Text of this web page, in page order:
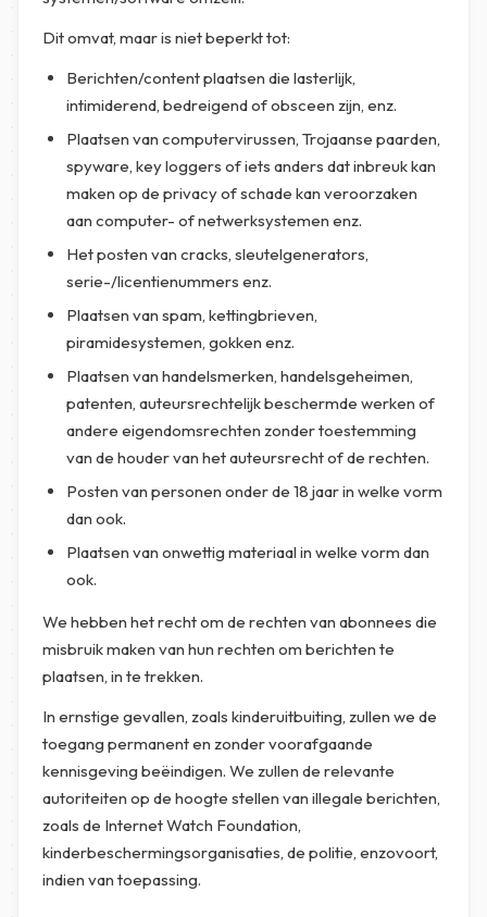
Dit omvat, maar is niet beperkt tot:
Berichten/content plaatsen die lasterlijk,
intimiderend, bedreigend of obsceen zijn, enz.
Plaatsen van computervirussen, Trojaanse paarden,
spyware, key loggers of iets anders dat inbreuk kan
maken op de privacy of schade kan veroorzaken
aan computer- of netwerksystemen enz.
Het posten van cracks, sleutelgenerators,
serie-/licentienummers enz.
Plaatsen van spam, kettingbrieven,
piramidesystemen, gokken enz.
Plaatsen van handelsmerken, handelsgeheimen,
patenten, auteursrechtelijk beschermde werken of
andere eigendomsrechten zonder toestemming
van de houder van het auteursrecht of de rechten.
Posten van personen onder de 18 jaar in welke vorm
dan ook.
Plaatsen van onwettig materiaal in welke vorm dan
ook.
We hebben het recht om de rechten van abonnees die
misbruik maken van hun rechten om berichten te
plaatsen, in te trekken.
In ernstige gevallen, zoals kinderuitbuiting, zullen we de
toegang permanent en zonder voorafgaande
kennisgeving beëindigen. We zullen de relevante
autoriteiten op de hoogte stellen van illegale berichten,
zoals de Internet Watch Foundation,
kinderbeschermingsorganisaties, de politie, enzovoort,
indien van toepassing.